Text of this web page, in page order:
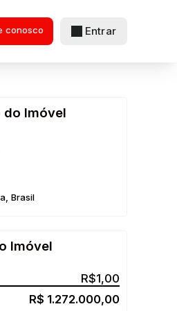
Entrar
conosco
do Imóvel
Brasil
Imóvel
R$ 1.272.000,00
R$1,00